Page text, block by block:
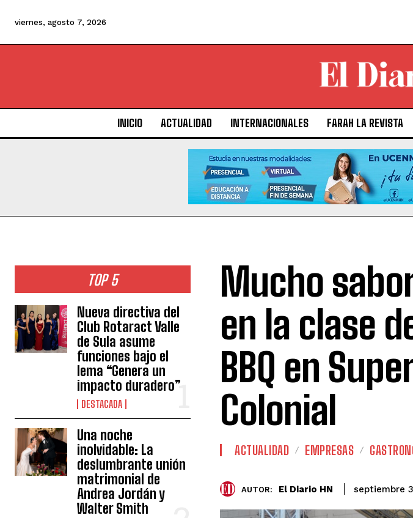
viernes, agosto 7, 2026
INICIO ACTUALIDAD INTERNACIONALES FARAH LA REVISTA
TOP 5
Nueva directiva del
Club Rotaract Valle
de Sula asume
funciones bajo el
lema “Genera un
impacto duradero”
DESTACADA
Una noche
inolvidable: La
deslumbrante unión
matrimonial de
Andrea Jordán y
Walter Smith
Mucho
en la clase
BBQ en
Colonial
ACTUALIDAD EMPRESAS
AUTOR: El Diario HN septiembre